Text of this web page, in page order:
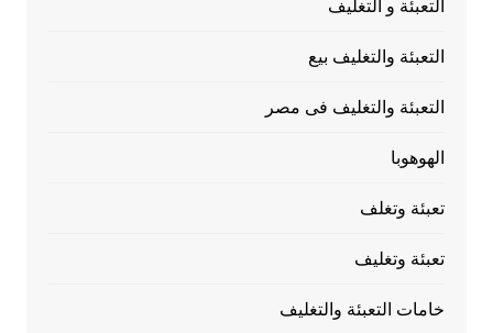
التعبئة و التغليف
التعبئة والتغليف بيع
التعبئة والتغليف فى مصر
الهوهوبا
تعبئة وتغلف
تعبئة وتغليف
خامات التعبئة والتغليف